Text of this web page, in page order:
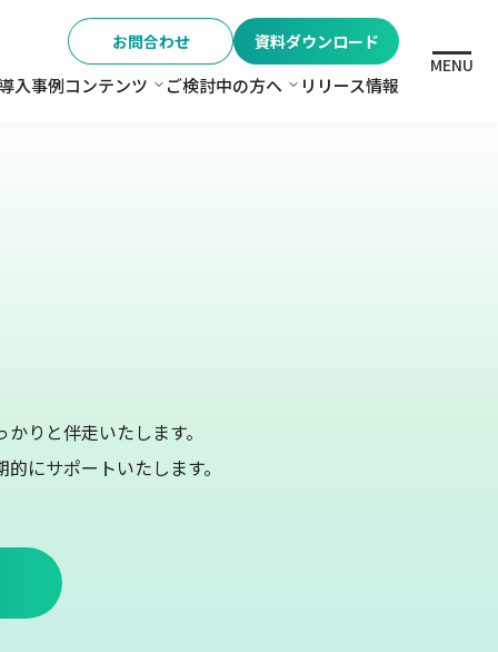
お問合わせ 資料ダウンロード
入事例コンテンツ コンテンツ
ご検討中の方へ ご検討中の方へ
リリース情報
MENU
りと伴走いたします。
にサポートいたします。